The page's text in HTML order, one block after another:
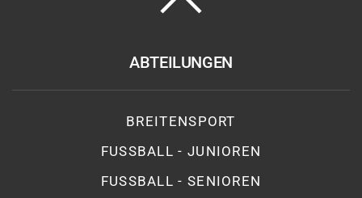
ABTEILUNGEN
BREITENSPORT
FUSSBALL - JUNIOREN
FUSSBALL - SENIOREN